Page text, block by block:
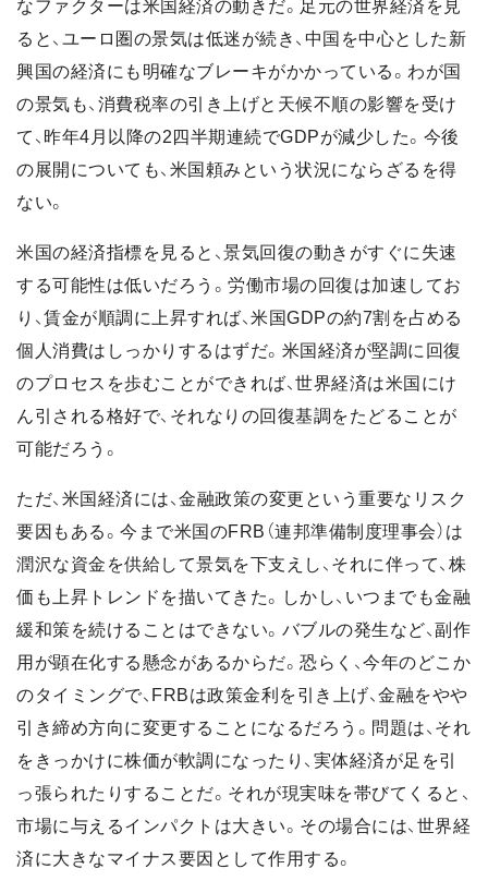
なファクターは米国経済の動きだ。足元の世界経済を見
ると、ユーロ圏の景気は低迷が続き、中国を中心とした新
興国の経済にも明確なブレーキがかかっている。わが国
の景気も、消費税率の引き上げと天候不順の影響を受け
て、昨年4月以降の2四半期連続でGDPが減少した。今後
の展開についても、米国頼みという状況にならざるを得
ない。
米国の経済指標を見ると、景気回復の動きがすぐに失速
する可能性は低いだろう。労働市場の回復は加速してお
り、賃金が順調に上昇すれば、米国GDPの約7割を占める
個人消費はしっかりするはずだ。米国経済が堅調に回復
のプロセスを歩むことができれば、世界経済は米国にけ
ん引される格好で、それなりの回復基調をたどることが
可能だろう。
ただ、米国経済には、金融政策の変更という重要なリスク
要因もある。今まで米国のFRB（連邦準備制度理事会）は
潤沢な資金を供給して景気を下支えし、それに伴って、株
価も上昇トレンドを描いてきた。しかし、いつまでも金融
緩和策を続けることはできない。バブルの発生など、副作
用が顕在化する懸念があるからだ。恐らく、今年のどこか
のタイミングで、FRBは政策金利を引き上げ、金融をやや
引き締め方向に変更することになるだろう。問題は、それ
をきっかけに株価が軟調になったり、実体経済が足を引
っ張られたりすることだ。それが現実味を帯びてくると、
市場に与えるインパクトは大きい。その場合には、世界経
済に大きなマイナス要因として作用する。